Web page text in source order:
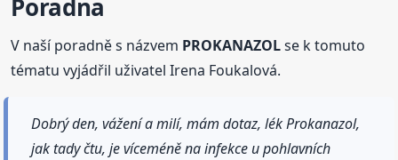
Poradna
V naší poradně s názvem PROKANAZOLse k tomuto
tématu vyjádřil uživatel Irena Foukalová.
Dobrý den, vážení a milí, mám dotaz, lék Prokanazol,
jak tady čtu, je víceméně na infekce u pohlavních